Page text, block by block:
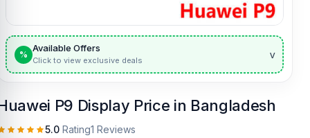
%
Available Offers
Click to view exclusive deals v
P9 Display Price in Bangladesh
5.0 Rating1 Reviews